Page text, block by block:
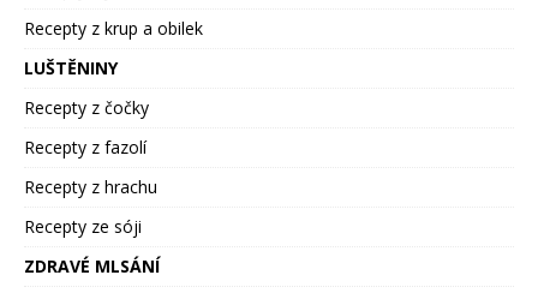
Recepty z krup a obilek
LUŠTĚNINY
Recepty z čočky
Recepty z fazolí
Recepty z hrachu
Recepty ze sóji
ZDRAVÉ MLSÁNÍ